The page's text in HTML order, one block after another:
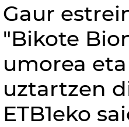
Gaur
"Bikote
umorea
uztartzen
ETB1eko